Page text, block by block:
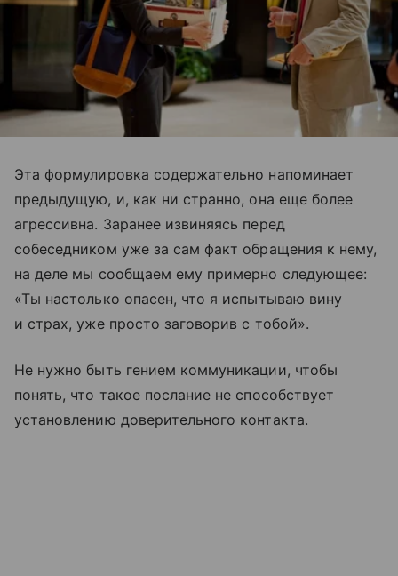
Эта формулировка содержательно напоминает
предыдущую, и, как ни странно, она еще более
агрессивна. Заранее извиняясь перед
собеседником уже за сам факт обращения к нему,
на деле мы сообщаем ему примерно следующее:
«Ты настолько опасен, что я испытываю вину
и страх, уже просто заговорив с тобой».
Не нужно быть гением коммуникации, чтобы
понять, что такое послание не способствует
установлению доверительного контакта.